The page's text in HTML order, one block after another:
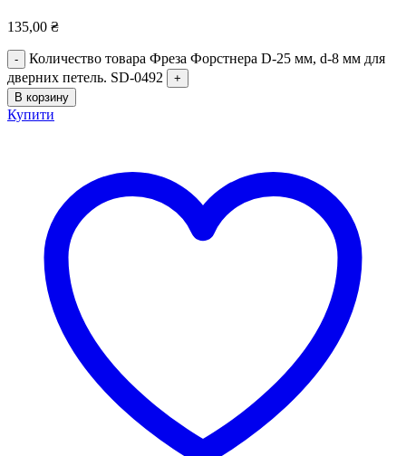
135,00 ₴
Количество товара Фреза Форстнера D-25 мм, d-8 мм для
дверних петель. SD-0492
В корзину
Купити